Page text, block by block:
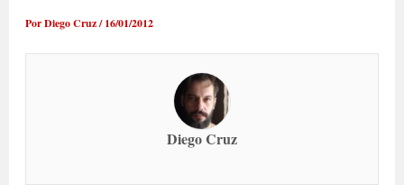
PorDiego Cruz/16/01/2012
Diego Cruz